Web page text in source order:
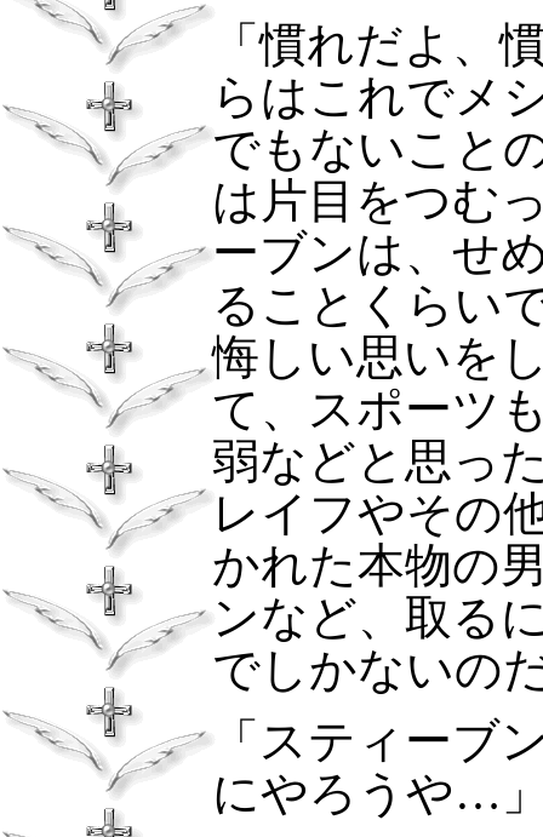
「慣れだよ、
らはこれでメ
でもないこと
は片目をつむ
ーブンは、せ
ることくらい
悔しい思いを
て、スポーツ
弱などと思っ
レイフやその
かれた本物の
ンなど、取る
でしかないの
「スティーブ
にやろうや…